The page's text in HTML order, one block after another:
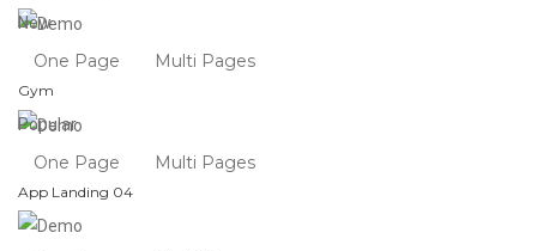
New
One Page Multi Pages
Gym
Popular
One Page Multi Pages
App Landing 04